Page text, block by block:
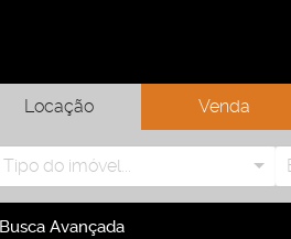
Locação Venda
Tipo do imóvel...
Busca Avançada